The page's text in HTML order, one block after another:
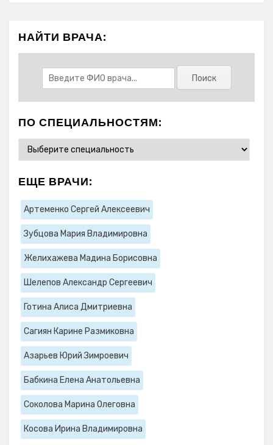
НАЙТИ ВРАЧА:
ПО СПЕЦИАЛЬНОСТЯМ:
ЕЩЕ ВРАЧИ:
Артеменко Сергей Алексеевич
Зубцова Мария Владимировна
Желихажева Мадина Борисовна
Шелепов Александр Сергеевич
Готина Алиса Дмитриевна
Сагиян Карине Размиковна
Азарьев Юрий Зимроевич
Бабкина Елена Анатольевна
Соколова Марина Олеговна
Косова Ирина Владимировна